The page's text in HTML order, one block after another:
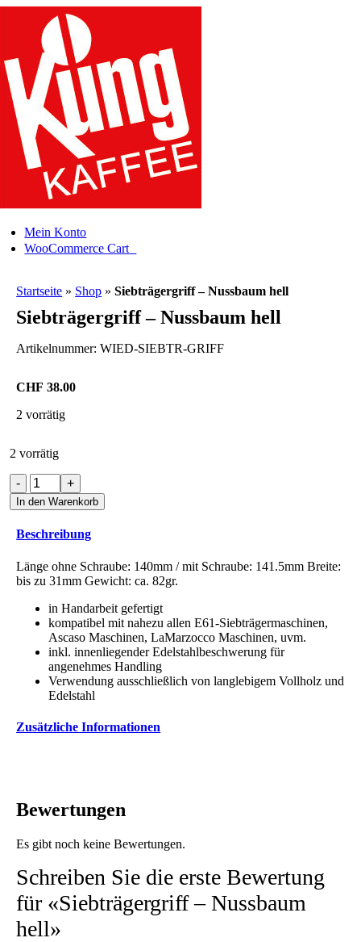
content
Mein Konto
WooCommerce Cart0
Startseite » Shop »Siebträgergriff – Nussbaum hell
Siebträgergriff – Nussbaum hell
Artikelnummer:WIED-SIEBTR-GRIFF
CHF 38.00
2 vorrätig
2 vorrätig
Siebträgergriff
-
Nussbaum
Menge
In den Warenkorb
Beschreibung
Länge ohne Schraube: 140mm / mit Schraube: 141.5mm Breite:
bis zu 31mm Gewicht: ca. 82gr.
in Handarbeit gefertigt
kompatibel mit nahezu allen E61-Siebträgermaschinen,
Ascaso Maschinen, LaMarzocco Maschinen, uvm.
inkl. innenliegender Edelstahlbeschwerung für
angenehmes Handling
Verwendung ausschließlich von langlebigem Vollholz und
Edelstahl
Zusätzliche Informationen
Bewertungen
Es gibt noch keine Bewertungen.
Schreiben Sie die erste Bewertung
für «Siebträgergriff – Nussbaum
hell»